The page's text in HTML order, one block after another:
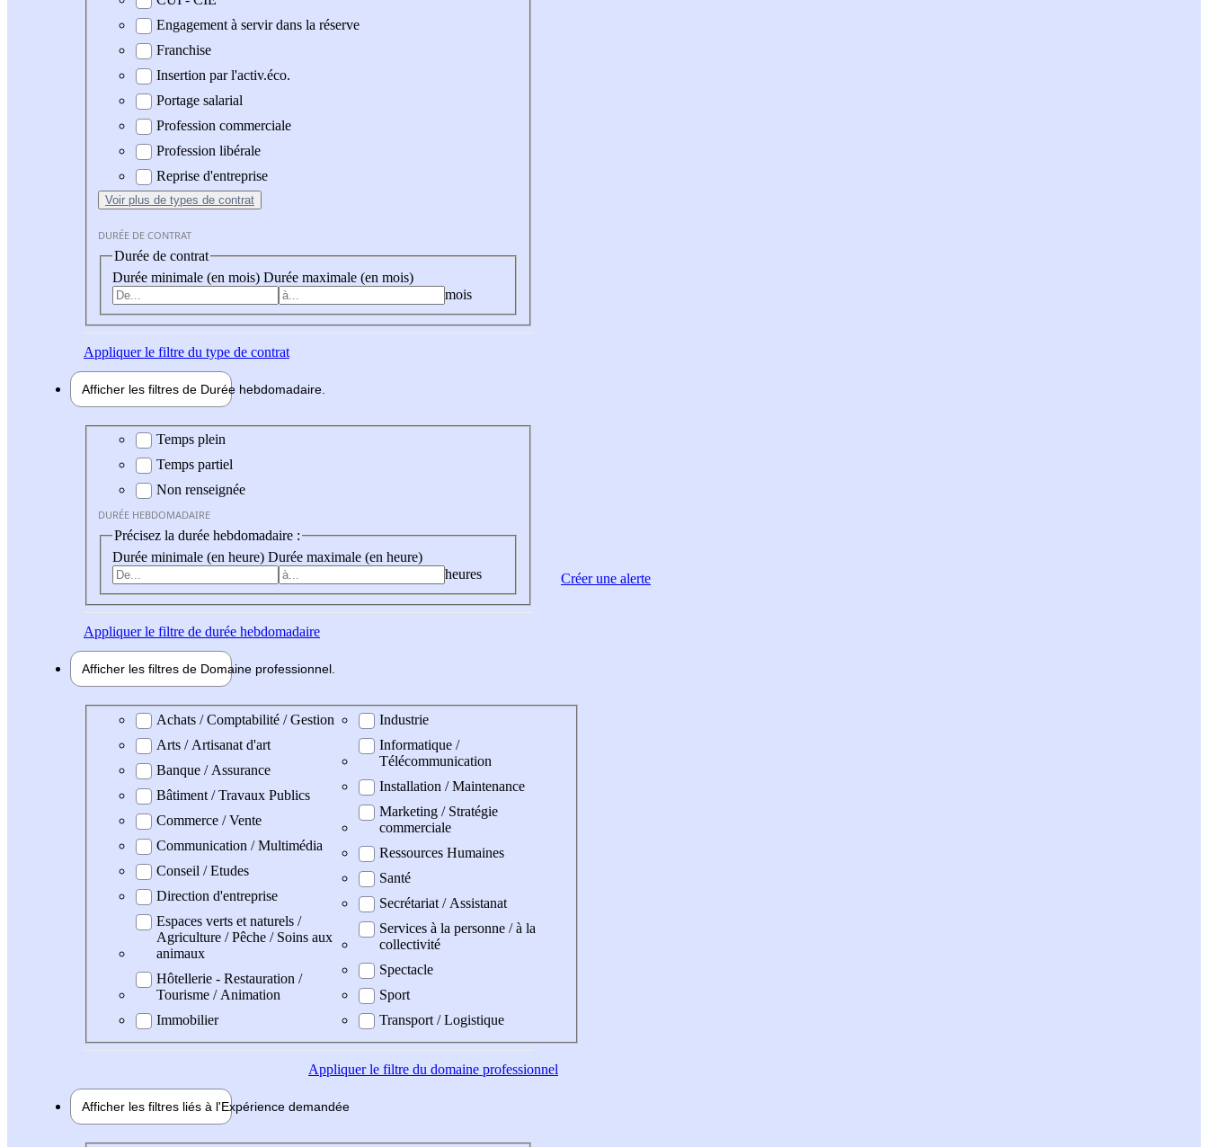
Engagement à servir dans la réserve
Franchise
Insertion par l'activ.éco.
Portage salarial
Profession commerciale
Profession libérale
Reprise d'entreprise
Voir plus de types de contrat
DURÉE DE CONTRAT
Durée de contrat
Durée minimale (en mois) Durée maximale (en mois)
mois
Appliquerle filtre du type de contrat
Afficher les filtres de Durée hebdomadaire
Durée hebdomadaire
Temps plein
Temps partiel
Non renseignée
DURÉE HEBDOMADAIRE
Précisez la durée hebdomadaire :
Durée minimale (en heure) Durée maximale (en heure)
heures
Appliquerle filtre de durée hebdomadaire
Afficher les filtres de Domaine professionnel
Domaine professionel
Achats / Comptabilité / Gestion
Arts / Artisanat d'art
Banque / Assurance
Bâtiment / Travaux Publics
Commerce / Vente
Communication / Multimédia
Conseil / Etudes
Direction d'entreprise
Espaces verts et naturels /
Agriculture / Pêche / Soins aux
animaux
Hôtellerie - Restauration /
Tourisme / Animation
Immobilier
Industrie
Informatique /
Télécommunication
Installation / Maintenance
Marketing / Stratégie
commerciale
Ressources Humaines
Santé
Secrétariat / Assistanat
Services à la personne / à la
collectivité
Spectacle
Sport
Transport / Logistique
Appliquerle filtre du domaine professionnel
Afficher les filtres liés à l'Expérience demandée
Créer une alerte